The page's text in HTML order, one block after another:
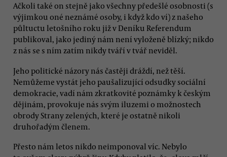
Ačkoli také on stejně jako všechny předešlé osobnosti (s
výjimkou oné neznámé osoby, i když kdo ví) z našeho
půltuctu letošního roku již v Deníku Referendum
publikoval, jako jediný nám není vyloženě blízký; nikdo
z nás se s ním zatím nikdy tváří v tvář neviděl.
Jeho politické názory nás častěji dráždí, než těší.
Nemůžeme vystát jeho paušalizující odsudky sociální
demokracie, vadí nám zkratkovité poznámky k českým
dějinám, provokuje nás svým iluzemi o možnostech
obrody Strany zelených, které je ostatně nikoli
druhořadým členem.
Přesto nám letos nikdo neimponoval víc. Nebylo